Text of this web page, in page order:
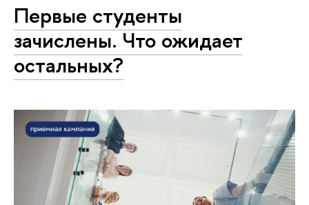
Первые студенты
зачислены. Что ожидает
остальных?